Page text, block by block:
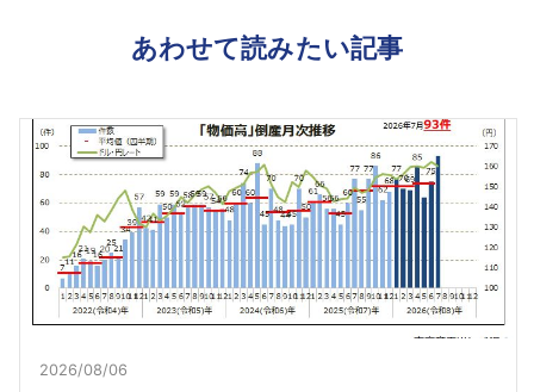
あわせて読みたい記事
2026/08/06